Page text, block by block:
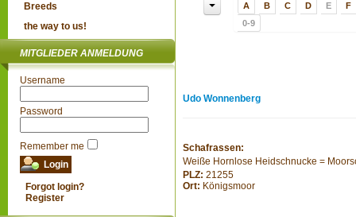
Breeds
the way to us!
MITGLIEDER ANMELDUNG
Username
Password
Remember me
Forgot login?
Register
A B C D E
F
0-9
Udo Wonnenberg
Schafrassen:
Weiße Hornlose Heidschnucke =
PLZ: 21255
Ort: Königsmoor